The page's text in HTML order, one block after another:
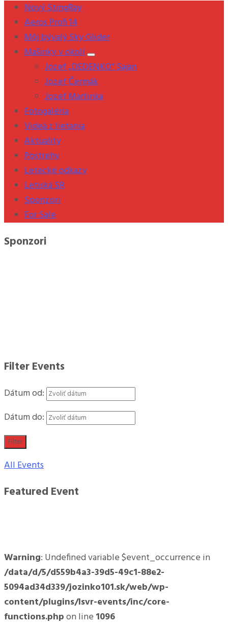
Nový StingRay
Aeros Profi 14
Môj bývalý Sky Glider
Mašinky v okolí
Jozef „DEDENKO“ Sajan
Jozef Čermák
Jozef Martinka
Fotogaléria
Videá z lietania
Aktuality
Postrehy
Letecké odkazy
Letiská SR
Sponzori
For Sale
Sponzori
Filter Events
Dátum od:
Dátum do:
Filter
All Events
Featured Event
Warning: Undefined variable $event_occurrence in
/data/d/5/d559b4a3-39d5-49c1-88e2-
5094ad34d339/jozinko101.sk/web/wp-
content/plugins/lsvr-events/inc/core-
functions.phpon line 1096